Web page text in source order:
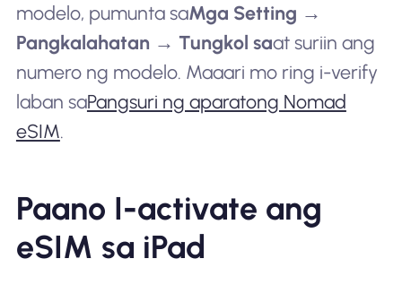
modelo, pumunta saMga Setting →
Pangkalahatan → Tungkol saat suriin ang
numero ng modelo. Maaari mo ring i-verify
laban saPangsuri ng aparatong Nomad
eSIM.
Paano I-activate ang
eSIM sa iPad